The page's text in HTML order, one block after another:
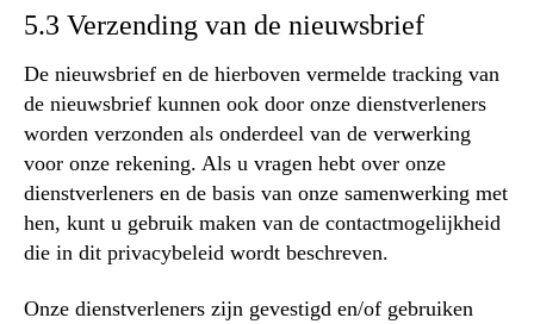
5.3 Verzending van de nieuwsbrief
De nieuwsbrief en de hierboven vermelde tracking van
de nieuwsbrief kunnen ook door onze dienstverleners
worden verzonden als onderdeel van de verwerking
voor onze rekening. Als u vragen hebt over onze
dienstverleners en de basis van onze samenwerking met
hen, kunt u gebruik maken van de contactmogelijkheid
die in dit privacybeleid wordt beschreven.
Onze dienstverleners zijn gevestigd en/of gebruiken